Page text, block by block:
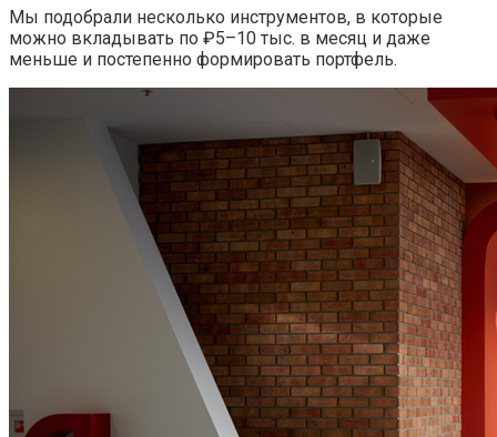
Мы подобрали несколько инструментов, в которые
можно вкладывать по ₽5–10 тыс. в месяц и даже
меньше и постепенно формировать портфель.